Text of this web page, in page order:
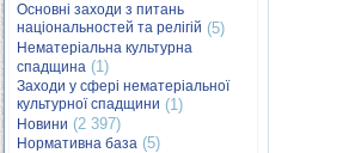
Основні заходи з питань
національностей та релігій (5)
Нематеріальна культурна
спадщина (1)
Заходи у сфері нематеріальної
культурної спадщини (1)
Новини (2 397)
Нормативна база (5)